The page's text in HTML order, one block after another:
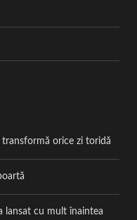
orice zi toridă
lansat cu mult înaintea